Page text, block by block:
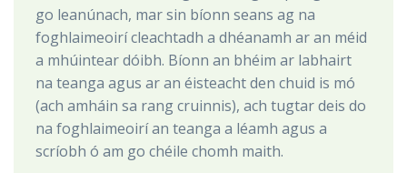
go leanúnach, mar sin bíonn seans ag na
foghlaimeoirí cleachtadh a dhéanamh ar an méid
a mhúintear dóibh. Bíonn an bhéim ar labhairt
na teanga agus ar an éisteacht den chuid is mó
(ach amháin sa rang cruinnis), ach tugtar deis do
na foghlaimeoirí an teanga a léamh agus a
scríobh ó am go chéile chomh maith.